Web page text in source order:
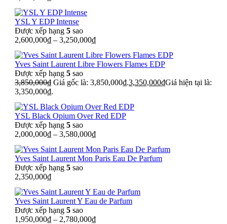
YSL Y EDP Intense
Được xếp hạng 5 sao
2,600,000₫ – 3,250,000₫
Yves Saint Laurent Libre Flowers Flames EDP
Được xếp hạng 5 sao
3,850,000₫ Giá gốc là: 3,850,000₫.3,350,000₫Giá hiện tại là:
3,350,000₫.
YSL Black Opium Over Red EDP
Được xếp hạng 5 sao
2,000,000₫ – 3,580,000₫
Yves Saint Laurent Mon Paris Eau De Parfum
Được xếp hạng 5 sao
2,350,000₫
Yves Saint Laurent Y Eau de Parfum
Được xếp hạng 5 sao
1,950,000₫ – 2,780,000₫